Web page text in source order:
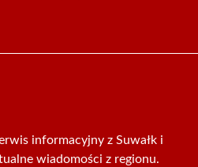
informacyjny z Suwałk i
wiadomości z regionu.